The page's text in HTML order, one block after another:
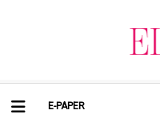
E-PAPER